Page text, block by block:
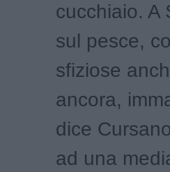
cucchiaio. A
sul pesce,
sfiziose
ancora,
dice
ad una